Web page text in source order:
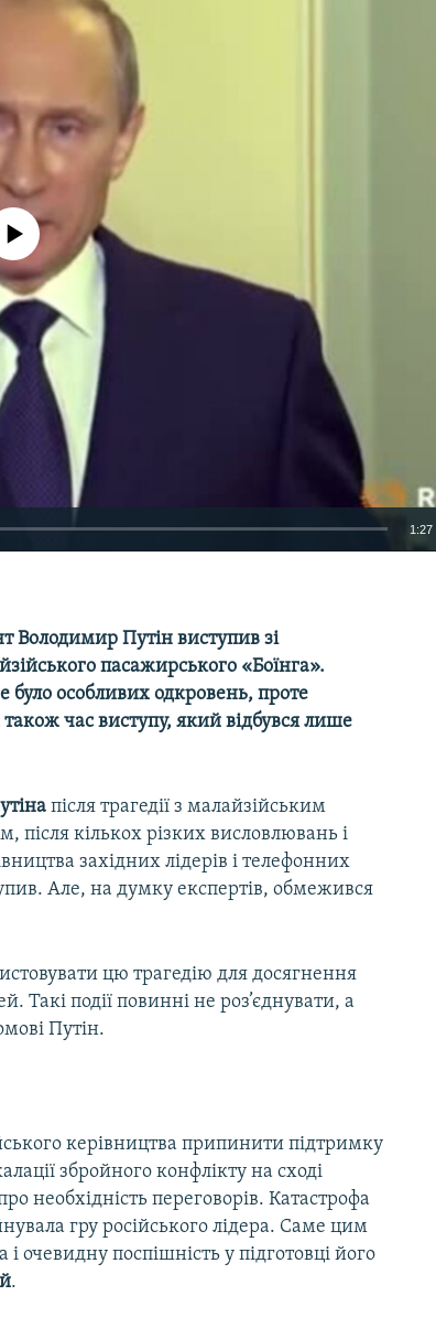
currently available
1:27
Володимир Путін виступив зі
пасажирського «Боїнга».
було особливих одкровень, проте
час виступу, який відбувся лише
після трагедії з малайзійським
після кількох різких висловлювань і
західних лідерів і телефонних
Але, на думку експертів, обмежився
цю трагедію для досягнення
Такі події повинні не роз’єднувати, а
Путін.
керівництва припинити підтримку
збройного конфлікту на сході
необхідність переговорів. Катастрофа
гру російського лідера. Саме цим
очевидну поспішність у підготовці його
.